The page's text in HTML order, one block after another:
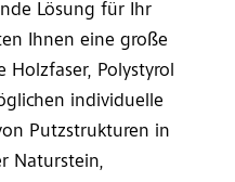
Lösung für Ihr
Ihnen eine große
Polystyrol
individuelle
Putzstrukturen in
Naturstein,